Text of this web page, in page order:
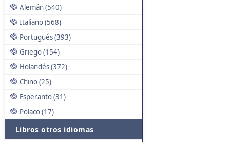
Alemán (540)
Italiano (568)
Portugués (393)
Griego (154)
Holandés (372)
Chino (25)
Esperanto (31)
Polaco (17)
Libros otros idiomas